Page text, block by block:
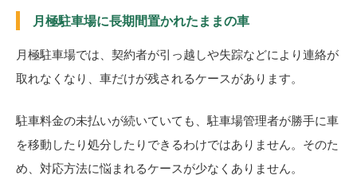
月極駐車場に長期間置かれたままの車
月極駐車場では、契約者が引っ越しや失踪などにより連絡が
取れなくなり、車だけが残されるケースがあります。
駐車料金の未払いが続いていても、駐車場管理者が勝手に車
を移動したり処分したりできるわけではありません。そのた
め、対応方法に悩まれるケースが少なくありません。